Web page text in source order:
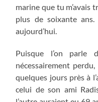
marine que tu m’avais
plus de soixante
aujourd’hui.
Puisque l’on parle
nécessairement
quelques jours près à
celui de son ami